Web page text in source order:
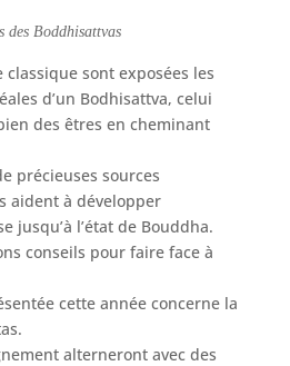
des Boddhisattvas
classique sont exposées les
d’un Bodhisattva, celui
des êtres en cheminant
précieuses sources
aident à développer
jusqu’à l’état de Bouddha.
conseils pour faire face à
cette année concerne la
alterneront avec des